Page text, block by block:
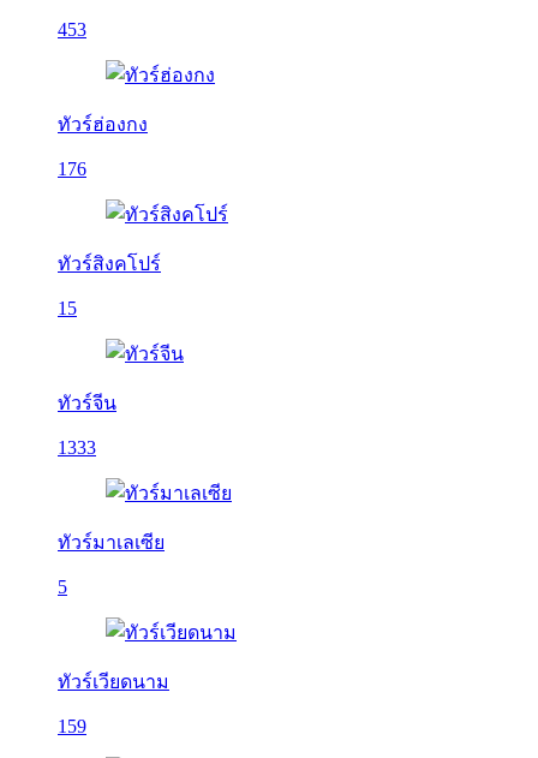
453
ทัวร์ฮ่องกง
176
ทัวร์สิงคโปร์
15
ทัวร์จีน
1333
ทัวร์มาเลเซีย
5
ทัวร์เวียดนาม
159